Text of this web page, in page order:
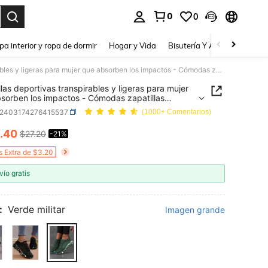
0 0
interior y ropa de dormir Hogar y Vida Bisutería Y Accesorios
Zapatillas deportivas transpirables y ligeras para mujer que absorben los impactos - Cómodas zapatillas casuales para todo el año con cordones, de estilo bajo, con tejido elástico de textura trenzada
deportivas transpirables y ligeras para mujer
los impactos - Cómodas zapatillas
para todo el año con cordones, de estilo bajo,
elástico de textura trenzada
(1000+ Comentarios)
AND AVAILABILITY
.40 $27.20 -21%
Extra de $3.20
gratis
Verde militar Imagen grande